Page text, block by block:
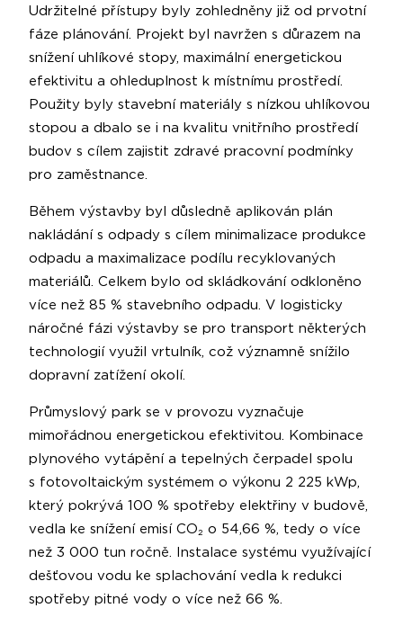
Udržitelné přístupy byly zohledněny již od prvotní
fáze plánování. Projekt byl navržen s důrazem na
snížení uhlíkové stopy, maximální energetickou
efektivitu a ohleduplnost k místnímu prostředí.
Použity byly stavební materiály s nízkou uhlíkovou
stopou a dbalo se i na kvalitu vnitřního prostředí
budov s cílem zajistit zdravé pracovní podmínky
pro zaměstnance.
Během výstavby byl důsledně aplikován plán
nakládání s odpady s cílem minimalizace produkce
odpadu a maximalizace podílu recyklovaných
materiálů. Celkem bylo od skládkování odkloněno
více než 85 % stavebního odpadu. V logisticky
náročné fázi výstavby se pro transport některých
technologií využil vrtulník, což významně snížilo
dopravní zatížení okolí.
Průmyslový park se v provozu vyznačuje
mimořádnou energetickou efektivitou. Kombinace
plynového vytápění a tepelných čerpadel spolu
s fotovoltaickým systémem o výkonu 2 225 kWp,
který pokrývá 100 % spotřeby elektřiny v budově,
vedla ke snížení emisí CO₂ o 54,66 %, tedy o více
než 3 000 tun ročně. Instalace systému využívající
dešťovou vodu ke splachování vedla k redukci
spotřeby pitné vody o více než 66 %.